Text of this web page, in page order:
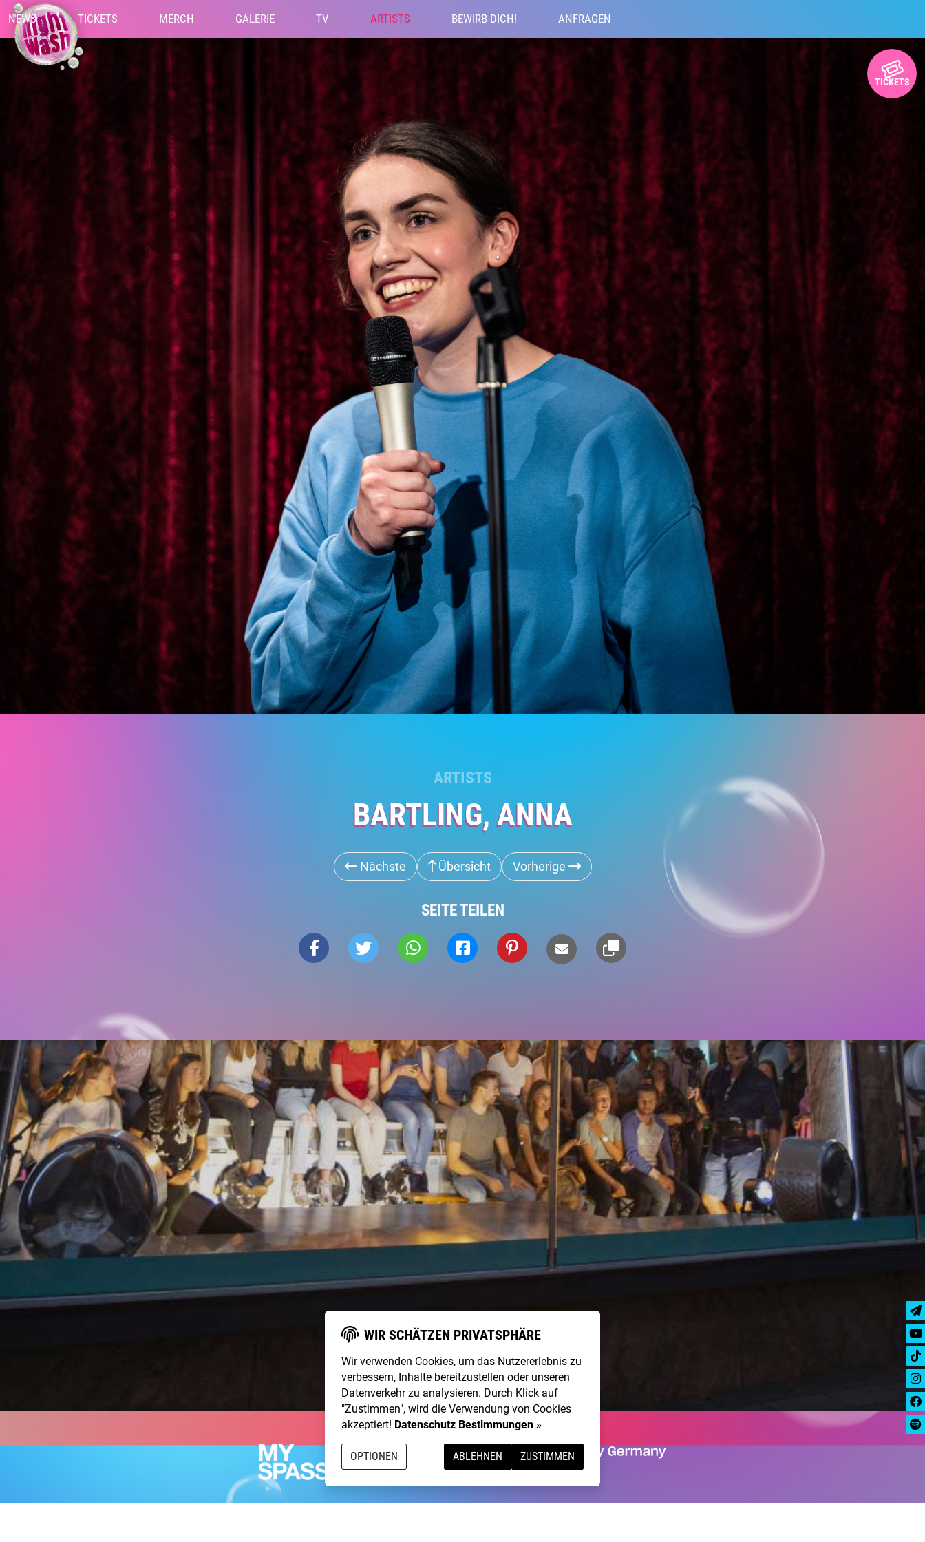
NEWS TICKETS MERCH GALERIE TV ARTISTS BEWIRB DICH! ANFRAGEN
TICKETS
ARTISTS
BARTLING, ANNA
Nächste Übersicht Vorherige
SEITE TEILEN
WIR SCHÄTZEN PRIVATSPHÄRE
Wir verwenden Cookies, um das Nutzererlebnis zu
verbessern, Inhalte bereitzustellen oder unseren
Datenverkehr zu analysieren. Durch Klick auf
"Zustimmen", wird die Verwendung von Cookies
akzeptiert! Datenschutz Bestimmungen »
OPTIONEN ABLEHNEN ZUSTIMMEN